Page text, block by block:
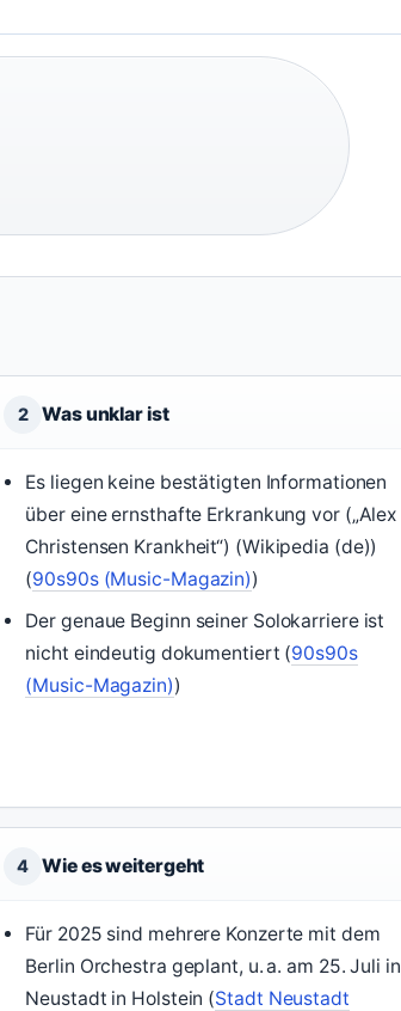
2 Was unklar ist
Es liegen keine bestätigten Informationen
über eine ernsthafte Erkrankung vor („Alex
Christensen Krankheit“) (Wikipedia (de))
(90s90s (Music-Magazin))
Der genaue Beginn seiner Solokarriere ist
nicht eindeutig dokumentiert (90s90s
(Music-Magazin))
4 Wie es weitergeht
Für 2025 sind mehrere Konzerte mit dem
Berlin Orchestra geplant, u. a. am 25. Juli in
Neustadt in Holstein (Stadt Neustadt